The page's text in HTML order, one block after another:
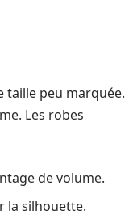
taille peu marquée.
Les robes
de volume.
la silhouette.